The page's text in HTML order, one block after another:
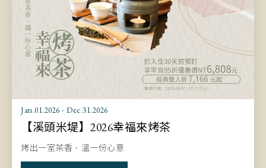
Jan.01.2026 - Dec.31.2026
【溪頭米堤】2026幸福來烤茶
烤出一室茶香．溫一份心意